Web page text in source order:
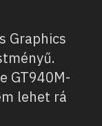
Graphics
GT940M-
lehet rá